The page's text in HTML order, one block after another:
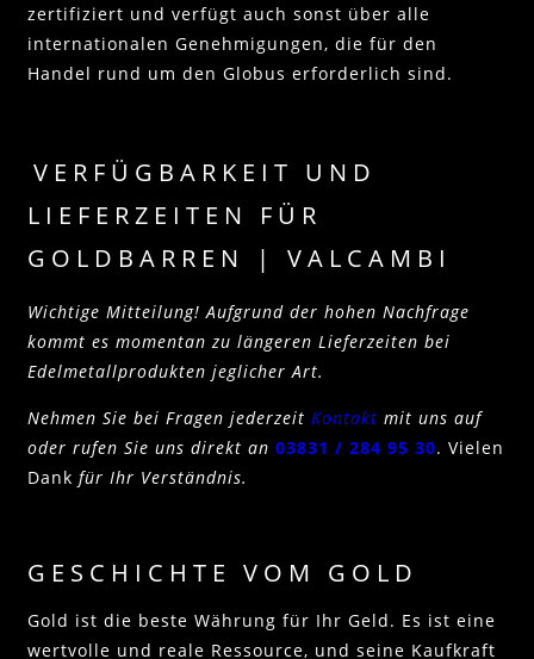
zertifiziert und verfügt auch sonst über alle
internationalen Genehmigungen, die für den
Handel rund um den Globus erforderlich sind.
VERFÜGBARKEIT UND
LIEFERZEITEN FÜR
GOLDBARREN | VALCAMBI
Wichtige Mitteilung! Aufgrund der hohen Nachfrage
kommt es momentan zu längeren Lieferzeiten bei
Edelmetallprodukten jeglicher Art.
Nehmen Sie bei Fragen jederzeit Kontakt mit uns auf
oder rufen Sie uns direkt an 03831 / 284 95 30. Vielen
Dank für Ihr Verständnis.
GESCHICHTE VOM GOLD
Gold ist die beste Währung für Ihr Geld. Es ist eine
wertvolle und reale Ressource, und seine Kaufkraft